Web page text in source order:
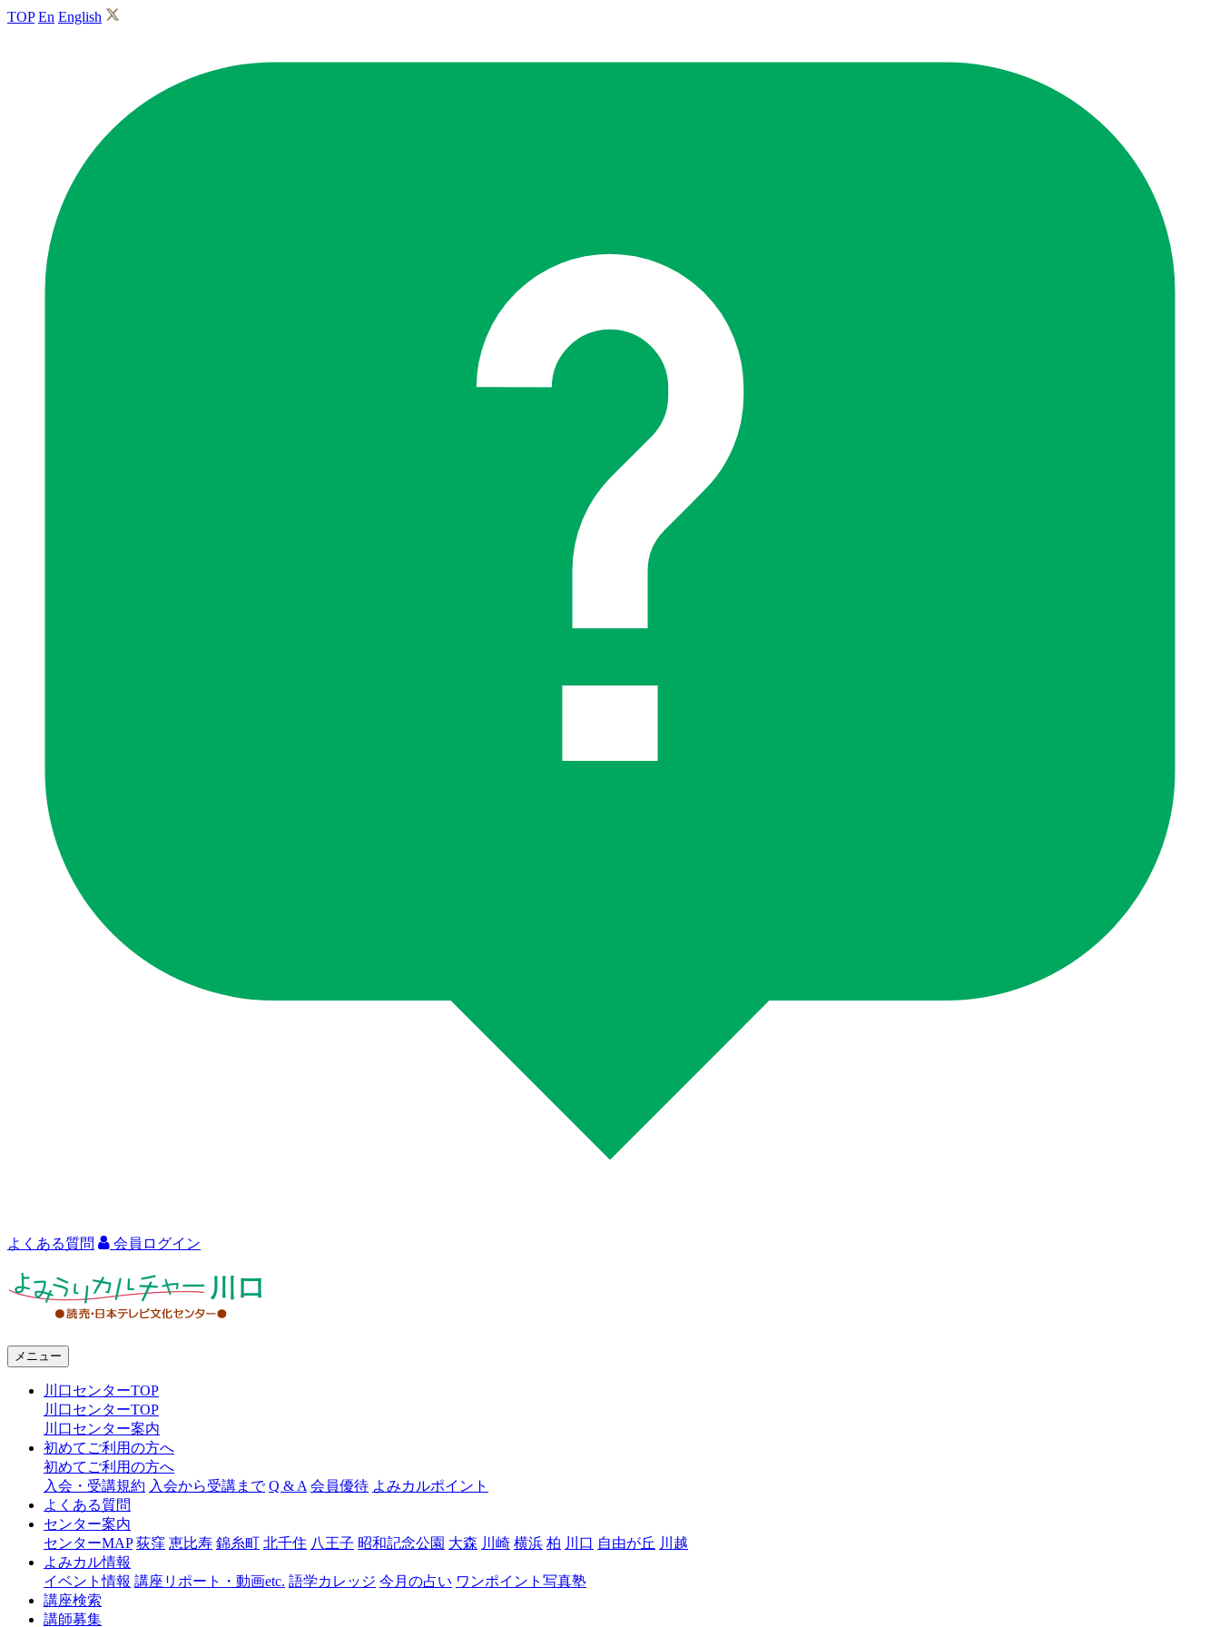
TOP En English
よくある質問 会員ログイン
ャ
川
口
メニュー
川口センターTOP
川口センターTOP
川口センター案内
初めてご利用の方へ
初めてご利用の方へ
入会・受講規約 入会から受講まで Q & A 会員優待 よみカルポイント
よくある質問
センター案内
センターMAP 荻窪 恵比寿 錦糸町 北千住 八王子 昭和記念公園 大森 川崎 横浜 柏 川口 自由が丘 川越
よみカル情報
イベント情報 講座リポート・動画etc. 語学カレッジ 今月の占い ワンポイント写真塾
講座検索
講師募集